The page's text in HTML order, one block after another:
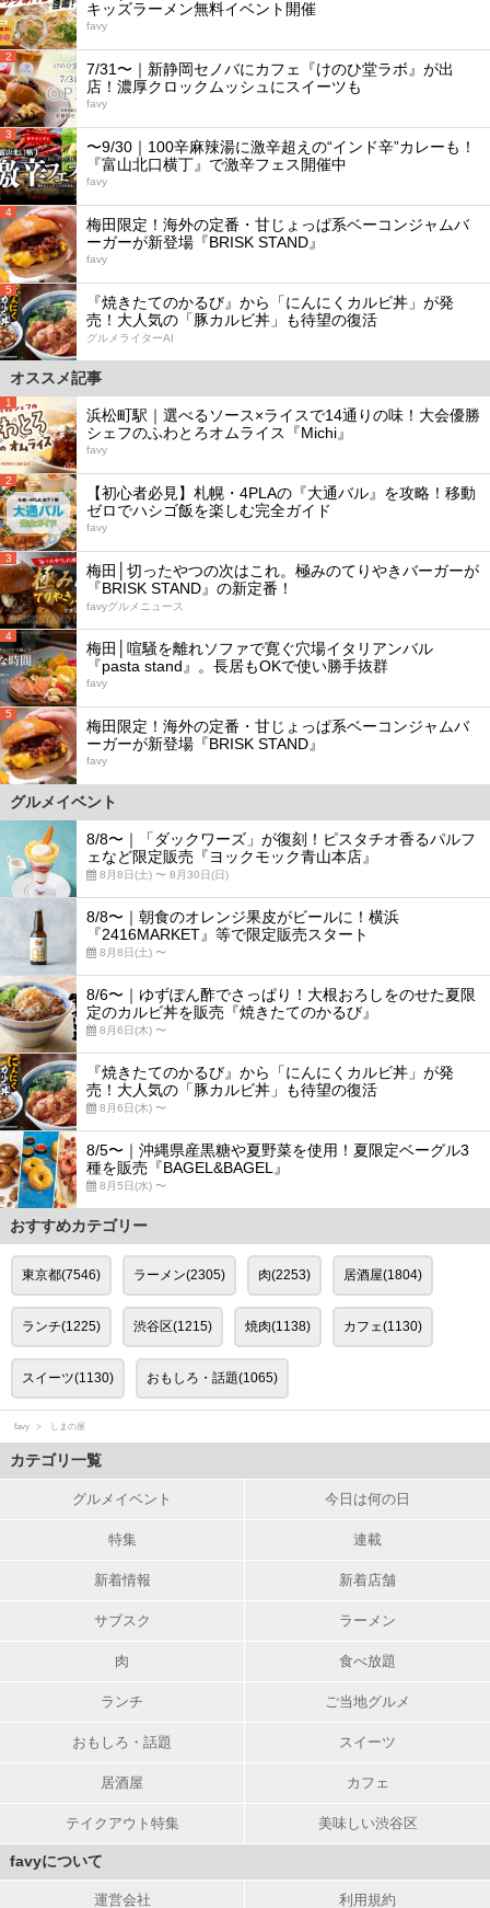
キッズラーメン無料イベント開催
favy
2
7/31〜｜新静岡セノバにカフェ『けのひ堂ラボ』が出
店！濃厚クロックムッシュにスイーツも
favy
3
〜9/30｜100辛麻辣湯に激辛超えの“インド辛”カレーも！
『富山北口横丁』で激辛フェス開催中
favy
4
梅田限定！海外の定番・甘じょっぱ系ベーコンジャムバ
ーガーが新登場『BRISK STAND』
favy
5
『焼きたてのかるび』から「にんにくカルビ丼」が発
売！大人気の「豚カルビ丼」も待望の復活
グルメライターAI
オススメ記事
1
浜松町駅｜選べるソース×ライスで14通りの味！大会優勝
シェフのふわとろオムライス『Michi』
favy
2
【初心者必見】札幌・4PLAの『大通バル』を攻略！移動
ゼロでハシゴ飯を楽しむ完全ガイド
favy
3
梅田│切ったやつの次はこれ。極みのてりやきバーガーが
『BRISK STAND』の新定番！
favyグルメニュース
4
梅田│喧騒を離れソファで寛ぐ穴場イタリアンバル
『pasta stand』。長居もOKで使い勝手抜群
favy
5
梅田限定！海外の定番・甘じょっぱ系ベーコンジャムバ
ーガーが新登場『BRISK STAND』
favy
グルメイベント
8/8〜｜「ダックワーズ」が復刻！ピスタチオ香るパルフ
ェなど限定販売『ヨックモック青山本店』
8月8日(土) 〜 8月30日(日)
8/8〜｜朝食のオレンジ果皮がビールに！横浜
『2416MARKET』等で限定販売スタート
8月8日(土) 〜
8/6〜｜ゆずぽん酢でさっぱり！大根おろしをのせた夏限
定のカルビ丼を販売『焼きたてのかるび』
8月6日(木) 〜
『焼きたてのかるび』から「にんにくカルビ丼」が発
売！大人気の「豚カルビ丼」も待望の復活
8月6日(木) 〜
8/5〜｜沖縄県産黒糖や夏野菜を使用！夏限定ベーグル3
種を販売『BAGEL&BAGEL』
8月5日(水) 〜
おすすめカテゴリー
東京都(7546) ラーメン(2305) 肉(2253) 居酒屋(1804)
ランチ(1225) 渋谷区(1215) 焼肉(1138) カフェ(1130)
スイーツ(1130) おもしろ・話題(1065)
favy しまの屋
カテゴリ一覧
グルメイベント 今日は何の日
特集 連載
新着情報 新着店舗
サブスク ラーメン
肉 食べ放題
ランチ ご当地グルメ
おもしろ・話題 スイーツ
居酒屋 カフェ
テイクアウト特集 美味しい渋谷区
favyについて
運営会社 利用規約